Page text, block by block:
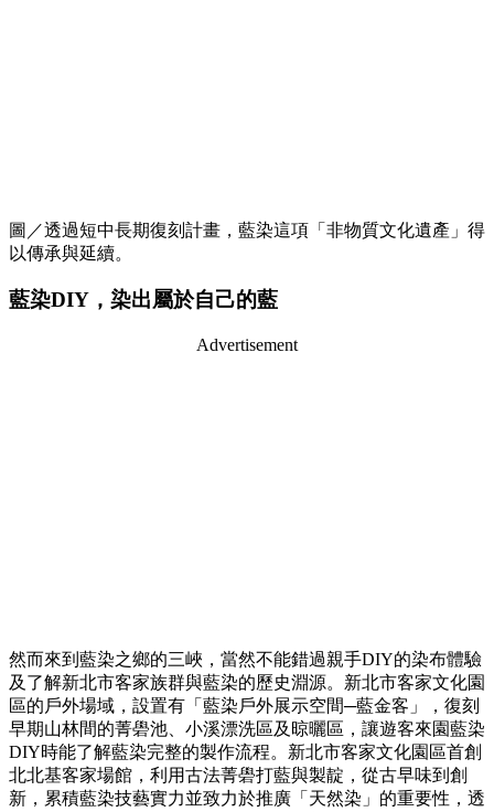
圖／透過短中長期復刻計畫，藍染這項「非物質文化遺產」得
以傳承與延續。
藍染DIY，染出屬於自己的藍
Advertisement
然而來到藍染之鄉的三峽，當然不能錯過親手DIY的染布體驗
及了解新北市客家族群與藍染的歷史淵源。新北市客家文化園
區的戶外場域，設置有「藍染戶外展示空間─藍金客」，復刻
早期山林間的菁礐池、小溪漂洗區及晾曬區，讓遊客來園藍染
DIY時能了解藍染完整的製作流程。新北市客家文化園區首創
北北基客家場館，利用古法菁礐打藍與製靛，從古早味到創
新，累積藍染技藝實力並致力於推廣「天然染」的重要性，透